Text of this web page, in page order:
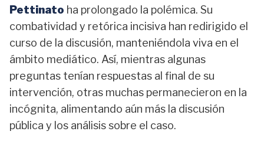
Pettinato ha prolongado la polémica. Su
combatividad y retórica incisiva han redirigido el
curso de la discusión, manteniéndola viva en el
ámbito mediático. Así, mientras algunas
preguntas tenían respuestas al final de su
intervención, otras muchas permanecieron en la
incógnita, alimentando aún más la discusión
pública y los análisis sobre el caso.